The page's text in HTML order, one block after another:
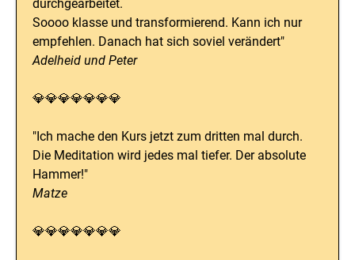
durchgearbeitet.
Soooo klasse und transformierend. Kann ich nur
empfehlen. Danach hat sich soviel verändert"
Adelheid und Peter
💎💎💎💎💎💎💎
"Ich mache den Kurs jetzt zum dritten mal durch.
Die Meditation wird jedes mal tiefer. Der absolute
Hammer!"
Matze
💎💎💎💎💎💎💎